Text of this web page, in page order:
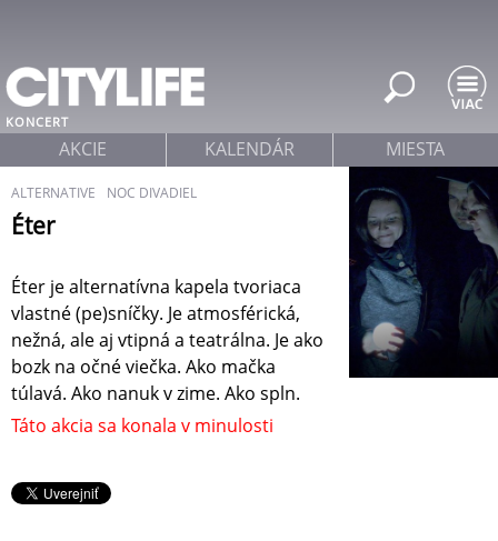
KONCERT
ALTERNATIVE NOC DIVADIEL
Éter
Éter je alternatívna kapela tvoriaca
vlastné (pe)sníčky. Je atmosférická,
nežná, ale aj vtipná a teatrálna. Je ako
bozk na očné viečka. Ako mačka
túlavá. Ako nanuk v zime. Ako spln.
Táto akcia sa konala v minulosti
AKCIE KALENDÁR MIESTA